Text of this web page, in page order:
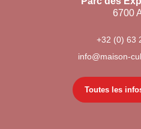
6700
+32 (0) 63
info@maison-
Toutes les